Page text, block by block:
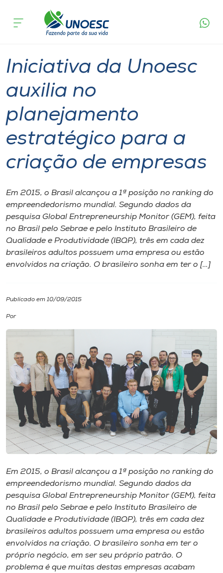
Cursos
Atendimento ao Estudante
Portal de Ensino
Unoesc
Internacionalização
I.nova
Cultura
CPA
Biblioteca
Editora
Rádio
Museu
Unoesc
Store
Selecione
acontece
Iniciativa da Unoesc
auxilia no
planejamento
estratégico para a
criação de empresas
Em 2015, o Brasil alcançou a 1ª posição no ranking do
empreendedorismo mundial. Segundo dados da
pesquisa Global Entrepreneurship Monitor (GEM), feita
no Brasil pelo Sebrae e pelo Instituto Brasileiro de
Qualidade e Produtividade (IBQP), três em cada dez
brasileiros adultos possuem uma empresa ou estão
envolvidos na criação. O brasileiro sonha em ter o […]
Publicado em 10/09/2015
Por
Em 2015, o Brasil alcançou a 1ª posição no ranking do
empreendedorismo mundial. Segundo dados da
pesquisa Global Entrepreneurship Monitor (GEM), feita
no Brasil pelo Sebrae e pelo Instituto Brasileiro de
Qualidade e Produtividade (IBQP), três em cada dez
brasileiros adultos possuem uma empresa ou estão
envolvidos na criação. O brasileiro sonha em ter o
próprio negócio, em ser seu próprio patrão. O
problema é que muitas destas empresas acabam